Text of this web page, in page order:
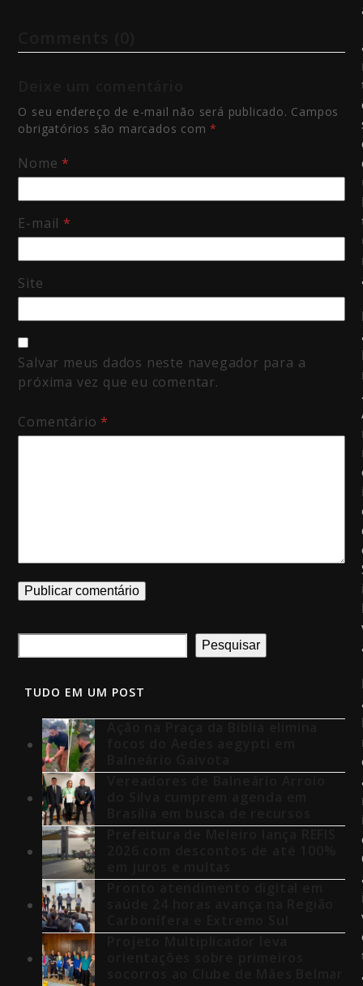
O seu endereço de e-mail não será publicado. Campos
obrigatórios são marcados com*
Nome*
E-mail*
Site
Salvar meus dados neste navegador para a
próxima vez que eu comentar.
Comentário*
Pesquisar
TUDO EM UM POST